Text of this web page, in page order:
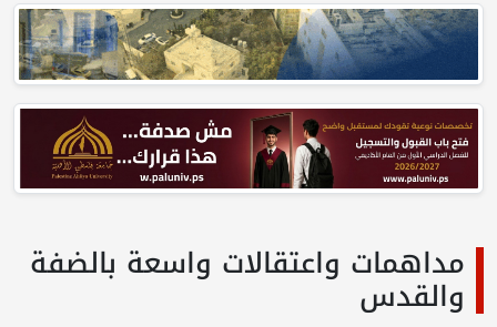
مداهمات واعتقالات واسعة بالضفة
والقدس